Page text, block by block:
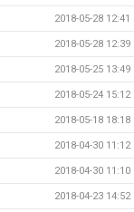
2018-05-28 12:41
2018-05-28 12:39
2018-05-25 13:49
2018-05-24 15:12
2018-05-18 18:18
2018-04-30 11:12
2018-04-30 11:10
2018-04-23 14:52